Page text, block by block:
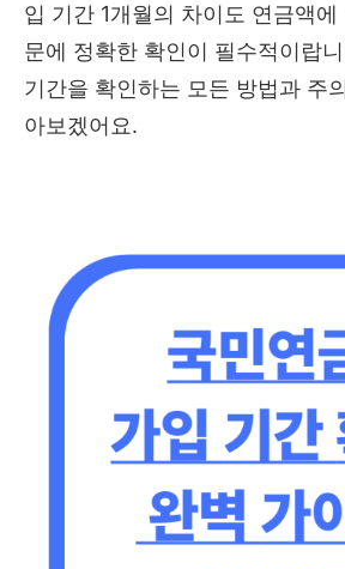
입 기간 1개월의 차이도 연금액
문에 정확한 확인이 필수적이랍
기간을 확인하는 모든 방법과 주
아보겠어요.